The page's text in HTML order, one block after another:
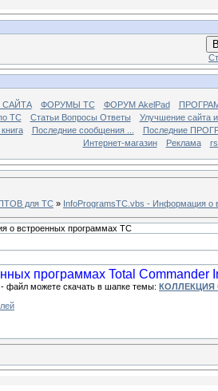
ФОРУМЫ TC ФОРУМ AkelPad
TС
Статьи Вопросы Ответы
Улучшение сайта
Последние сообщения ...
Последние
Интернет-магазин
Реклама
для TC » InfoProgramsTC.vbs - Информация о
о встроенных программах TC
программах Total Commander
файл можете скачать в шапке темы: КОЛЛЕКЦИЯ